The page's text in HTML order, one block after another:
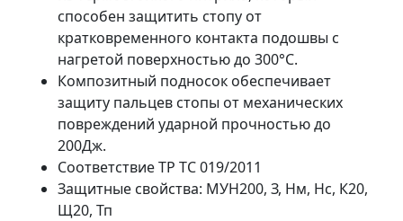
способен защитить стопу от
кратковременного контакта подошвы с
нагретой поверхностью до 300°С.
Композитный подносок обеспечивает
защиту пальцев стопы от механических
повреждений ударной прочностью до
200Дж.
Соответствие ТР ТС 019/2011
Защитные свойства: МУН200, З, Нм, Нс, К20,
Щ20, Тп